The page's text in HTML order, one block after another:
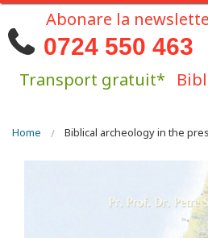
Abonare la
0724 550 463
Transport gratuit*
You are here
Home Biblical archeology in the